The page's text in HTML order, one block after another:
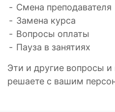
Смена преподавателя
Замена курса
Вопросы оплаты
Пауза в занятиях
Эти и другие вопросы
решаете с вашим